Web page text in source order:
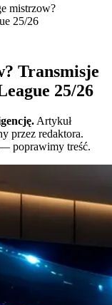
mistrzow?
25/26
Transmisje
25/26
Artykuł
przez redaktora.
poprawimy treść.